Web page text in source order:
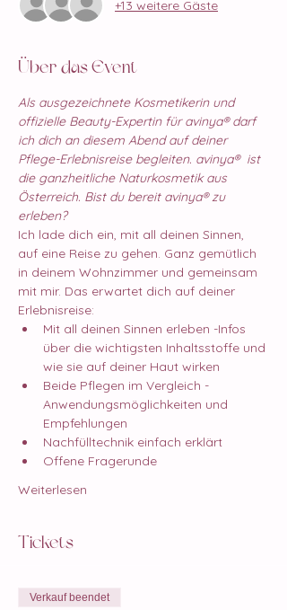
+13 weitere Gäste
Über das Event
Als ausgezeichnete Kosmetikerin und
offizielle Beauty-Expertin für avinya®️ darf
ich dich an diesem Abend auf deiner
Pflege-Erlebnisreise begleiten. avinya®️  ist
die ganzheitliche Naturkosmetik aus
Österreich. Bist du bereit avinya®️ zu
erleben?
Ich lade dich ein, mit all deinen Sinnen,
auf eine Reise zu gehen. Ganz gemütlich
in deinem Wohnzimmer und gemeinsam
mit mir. Das erwartet dich auf deiner
Erlebnisreise:
Mit all deinen Sinnen erleben -Infos
über die wichtigsten Inhaltsstoffe und
wie sie auf deiner Haut wirken
Beide Pflegen im Vergleich -
Anwendungsmöglichkeiten und
Empfehlungen
Nachfülltechnik einfach erklärt
Offene Fragerunde
Weiterlesen
Tickets
Verkauf beendet